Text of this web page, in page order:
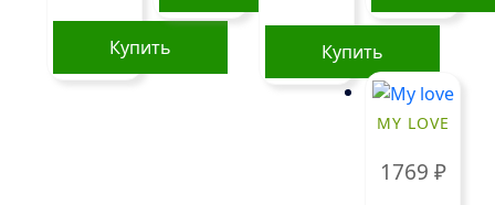
Купить
Купить
Этот
несколько
MY LOVE
1769 ₽